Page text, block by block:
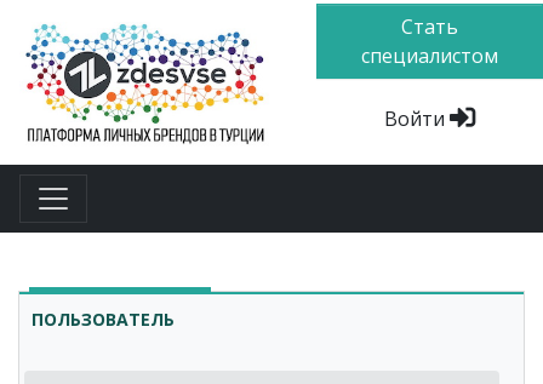
Стать
специалистом
Войти
ПОЛЬЗОВАТЕЛЬ